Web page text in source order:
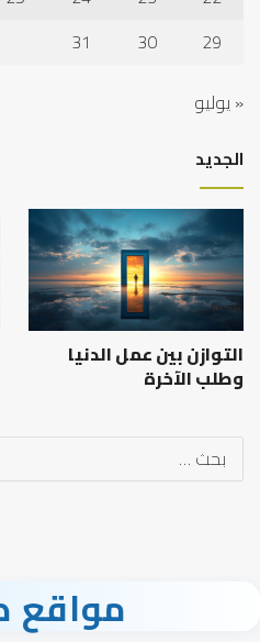
29
30
31
« يوليو
الجديد
التوازن بين عمل الدنيا
وطلب الآخرة
مواقع